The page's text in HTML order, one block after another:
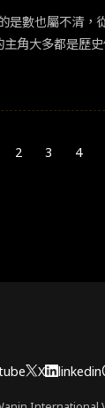
視圈幕後秘
多少類型，還真的是數也
，最後還有這次要介紹
2 3 4
X linkedin